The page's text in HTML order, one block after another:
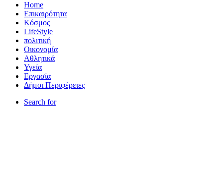
Home
Επικαιρότητα
Κόσμος
LifeStyle
πολιτική
Οικονομία
Αθλητικά
Υγεία
Εργασία
Δήμοι Περιφέρειες
Search for